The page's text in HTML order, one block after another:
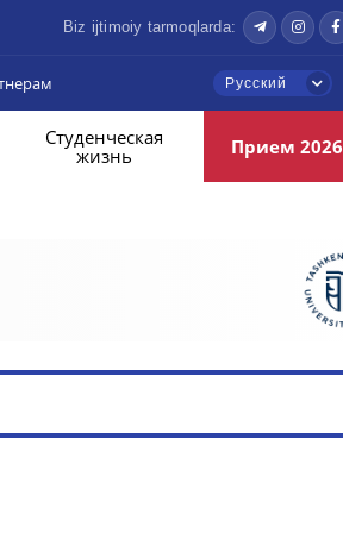
Biz ijtimoiy tarmoqlarda:
Русский
Студенческая
жизнь
Прием 2026